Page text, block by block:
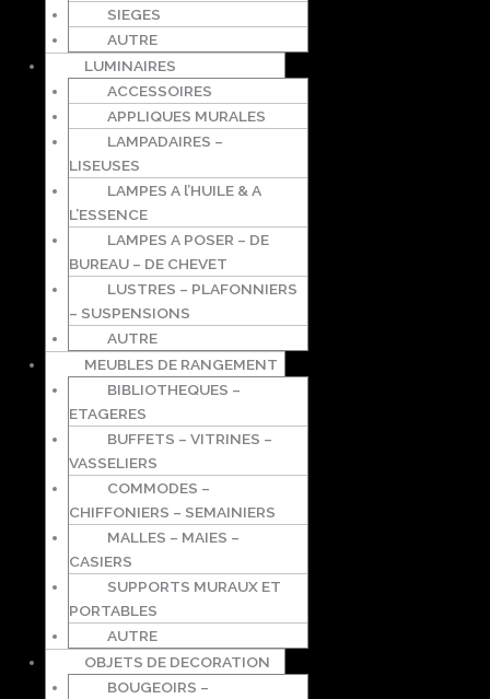
SIEGES
AUTRE
LUMINAIRES
ACCESSOIRES
APPLIQUES MURALES
LAMPADAIRES –
LISEUSES
LAMPES A l’HUILE & A
L’ESSENCE
LAMPES A POSER – DE
BUREAU – DE CHEVET
LUSTRES – PLAFONNIERS
– SUSPENSIONS
AUTRE
MEUBLES DE RANGEMENT
BIBLIOTHEQUES –
ETAGERES
BUFFETS – VITRINES –
VASSELIERS
COMMODES –
CHIFFONIERS – SEMAINIERS
MALLES – MAIES –
CASIERS
SUPPORTS MURAUX ET
PORTABLES
AUTRE
OBJETS DE DECORATION
BOUGEOIRS –